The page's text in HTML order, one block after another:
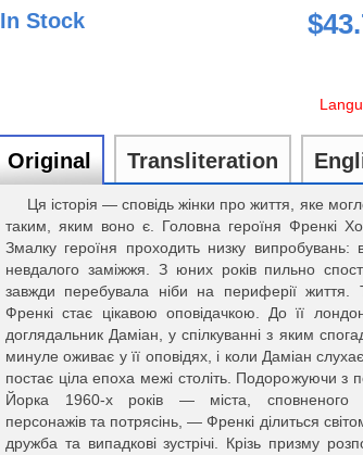
In Stock
Original Transliteration
Ця історія — сповідь жінки про життя, яке
таким, яким воно є. Головна героїня Френкі
Змалку героїня проходить низку випробувань:
невдалого заміжжя. З юних років пильно
завжди перебувала ніби на периферії життя.
Френкі стає цікавою оповідачкою. До її
доглядальник Даміан, у спілкуванні з яким
минуле оживає у її оповідях, і коли Даміан
постає ціла епоха межі століть. Подорожуючи з
Йорка 1960-х років — міста, сповненого
персонажів та потрясінь, — Френкі ділиться
дружба та випадкові зустрічі. Крізь призму